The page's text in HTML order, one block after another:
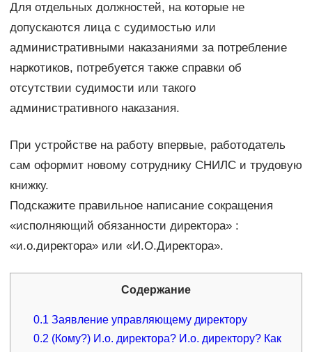
Для отдельных должностей, на которые не
допускаются лица с судимостью или
административными наказаниями за потребление
наркотиков, потребуется также справки об
отсутствии судимости или такого
административного наказания.
При устройстве на работу впервые, работодатель
сам оформит новому сотруднику СНИЛС и трудовую
книжку.
Подскажите правильное написание сокращения
«исполняющий обязанности директора» :
«и.о.директора» или «И.О.Директора».
Содержание
0.1 Заявление управляющему директору
0.2 (Кому?) И.о. директора? И.о. директору? Как